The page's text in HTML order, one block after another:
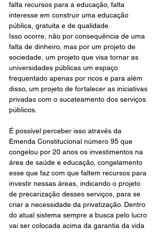
falta recursos para a educação, falta
interesse em construir uma educação
pública, gratuita e de qualidade.
Isso ocorre, não por consequência de uma
falta de dinheiro, mas por um projeto de
sociedade, um projeto que visa tornar as
universidades públicas um espaço
frequentado apenas por ricos e para além
disso, um projeto de fortalecer as iniciativas
privadas com o sucateamento dos serviços
públicos.
É possível perceber isso através da
Emenda Constitucional número 95 que
congelou por 20 anos os investimentos na
área de saúde e educação, congelamento
esse que faz com que faltem recursos para
investir nessas áreas, indicando o projeto
de precarização desses serviços, para se
criar a necessidade da privatização. Dentro
do atual sistema sempre a busca pelo lucro
vai ser colocada acima da garantia da vida